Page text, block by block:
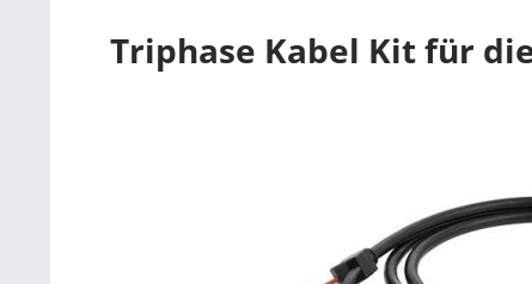
Triphase Kabel Kit für